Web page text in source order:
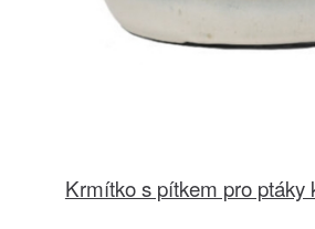
Krmítko s pítkem pro ptáky